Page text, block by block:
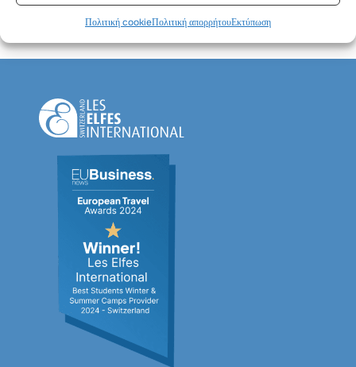
Πολιτική cookieΠολιτική απορρήτουΕκτύπωση